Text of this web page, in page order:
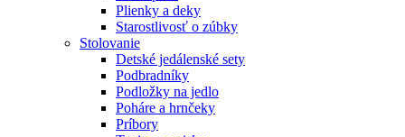
Plienky a deky
Starostlivosť o zúbky
Stolovanie
Detské jedálenské sety
Podbradníky
Podložky na jedlo
Poháre a hrnčeky
Príbory